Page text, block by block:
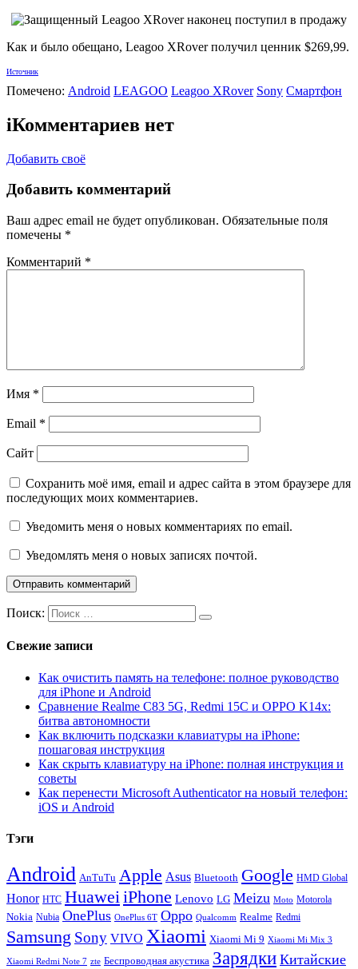
Как и было обещано, Leagoo XRover получил ценник $269,99.
Источник
Помечено: Android LEAGOO Leagoo XRover Sony Смартфон
iКомментариев нет
Добавить своё
Добавить комментарий
Ваш адрес email не будет опубликован. Обязательные поля
помечены *
Комментарий *
Имя *
Email *
Сайт
Сохранить моё имя, email и адрес сайта в этом браузере для
последующих моих комментариев.
Уведомить меня о новых комментариях по email.
Уведомлять меня о новых записях почтой.
Поиск:
Свежие записи
Как очистить память на телефоне: полное руководство
для iPhone и Android
Сравнение Realme C83 5G, Redmi 15C и OPPO K14x:
битва автономности
Как включить подсказки клавиатуры на iPhone:
пошаговая инструкция
Как скрыть клавиатуру на iPhone: полная инструкция и
советы
Как перенести Microsoft Authenticator на новый телефон:
iOS и Android
Тэги
Android AnTuTu Apple Asus Bluetooth Google HMD Global
Honor HTC HuaweiiPhone Lenovo LG Meizu Moto Motorola
Nokia Nubia OnePlus OnePlus 6T Oppo Qualcomm Realme Redmi
Samsung Sony VIVO Xiaomi Xiaomi Mi 9 Xiaomi Mi Mix 3
Xiaomi Redmi Note 7 zte Беспроводная акустика Зарядки Китайские